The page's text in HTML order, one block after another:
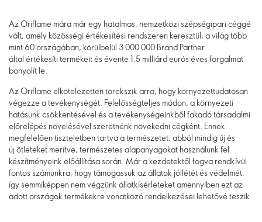
Az Oriflame mára már egy hatalmas, nemzetközi szépségipari céggé
vált, amely közösségi értékesítési rendszeren keresztül, a világ több
mint 60 országában, körülbelül 3 000 000 Brand Partner
által értékesíti termékeit és évente 1,5 milliárd eurós éves forgalmat
bonyolít le.
Az Oriflame elkötelezetten törekszik arra, hogy környezettudatosan
végezze a tevékenységét. Felelősségteljes módon, a környezeti
hatásunk csökkentésével és a tevékenységeinkből fakadó társadalmi
előrelépés növelésével szeretnénk növekedni cégként. Ennek
megfelelően tiszteletben tartva a természetet, abból mindig új és
új ötleteket merítve, természetes alapanyagokat használunk fel
készítményeink előállítása során. Már a kezdetektől fogva rendkívül
fontos számunkra, hogy támogassuk az állatok jóllétét és védelmét,
így semmiképpen nem végzünk állatkísérleteket amennyiben ezt az
adott országok termékekre vonatkozó rendelkezései lehetővé teszik.